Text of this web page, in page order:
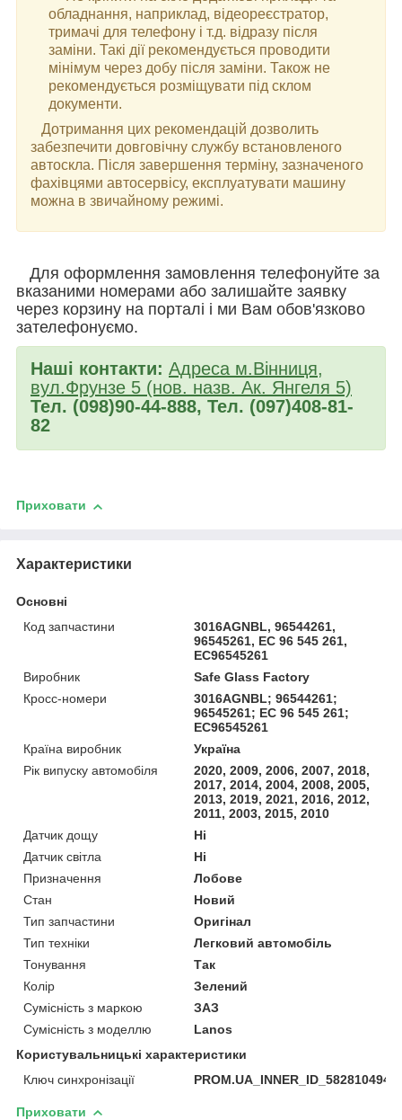
обладнання, наприклад, відеореєстратор,
тримачі для телефону і т.д. відразу після
заміни. Такі дії рекомендується проводити
мінімум через добу після заміни. Також не
рекомендується розміщувати під склом
документи.
Дотримання цих рекомендацій дозволить
забезпечити довговічну службу встановленого
автоскла. Після завершення терміну, зазначеного
фахівцями автосервісу, експлуатувати машину
можна в звичайному режимі.
Для оформлення замовлення телефонуйте за
вказаними номерами або залишайте заявку
через корзину на порталі і ми Вам обов'язково
зателефонуємо.
Наші контакти: Адреса м.Вінниця,
вул.Фрунзе 5 (нов. назв. Ак. Янгеля 5)
Тел. (098)90-44-888, Тел. (097)408-81-
82
Приховати
Характеристики
Основні
Код запчастини
3016AGNBL, 96544261,
96545261, EC 96 545 261,
EC96545261
Виробник
Safe Glass Factory
Кросс-номери
3016AGNBL; 96544261;
96545261; EC 96 545 261;
EC96545261
Країна виробник
Україна
Рік випуску автомобіля
2020, 2009, 2006, 2007, 2018,
2017, 2014, 2004, 2008, 2005,
2013, 2019, 2021, 2016, 2012,
2011, 2003, 2015, 2010
Датчик дощу
Ні
Датчик світла
Ні
Призначення
Лобове
Стан
Новий
Тип запчастини
Оригінал
Тип техніки
Легковий автомобіль
Тонування
Так
Колір
Зелений
Сумісність з маркою
ЗАЗ
Сумісність з моделлю
Lanos
Користувальницькі характеристики
Ключ синхронізації
PROM.UA_INNER_ID_582810494
Приховати